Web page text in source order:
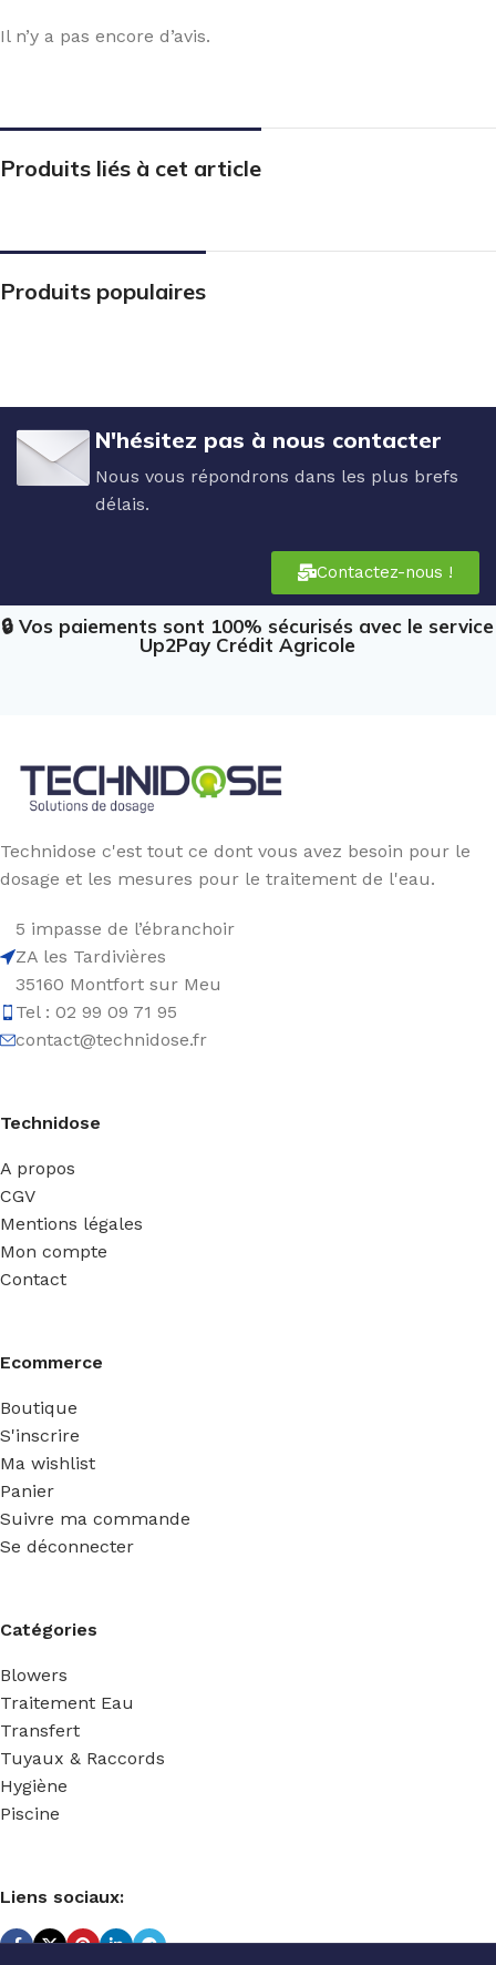
Il n’y a pas encore d’avis.
Produits liés à cet article
Produits populaires
N'hésitez pas à nous contacter
Nous vous répondrons dans les plus brefs
délais.
Contactez-nous !
🔒 Vos paiements sont 100% sécurisés avec le service
Up2Pay Crédit Agricole
Technidose c'est tout ce dont vous avez besoin pour le
dosage et les mesures pour le traitement de l'eau.
5 impasse de l’ébranchoir
ZA les Tardivières
35160 Montfort sur Meu
Tel : 02 99 09 71 95
contact@technidose.fr
Technidose
A propos
CGV
Mentions légales
Mon compte
Contact
Ecommerce
Boutique
S'inscrire
Ma wishlist
Panier
Suivre ma commande
Se déconnecter
Catégories
Blowers
Traitement Eau
Transfert
Tuyaux & Raccords
Hygiène
Piscine
Liens sociaux: